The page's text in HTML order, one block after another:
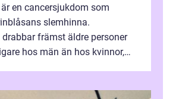
en cancersjukdom som
slemhinna.
främst äldre personer
hos män än hos kvinnor,